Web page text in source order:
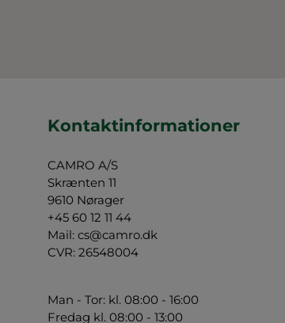
Kontaktinformationer
CAMRO A/S
Skrænten 11
9610 Nørager
+45 60 12 11 44
Mail: cs@camro.dk
CVR: 26548004
Man - Tor: kl. 08:00 - 16:00
Fredag kl. 08:00 - 13:00